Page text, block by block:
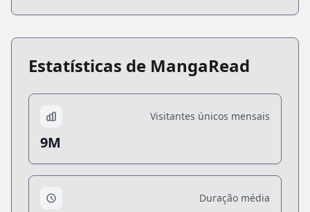
Estatísticas de MangaRead
Visitantes únicos mensais
9M
Duração média